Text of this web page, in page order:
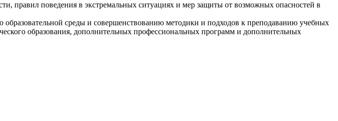
правил поведения в экстремальных ситуациях и мер защиты от возможных опасностей в
среды и совершенствованию методики и подходов к преподаванию учебных
образования, дополнительных профессиональных программ и дополнительных